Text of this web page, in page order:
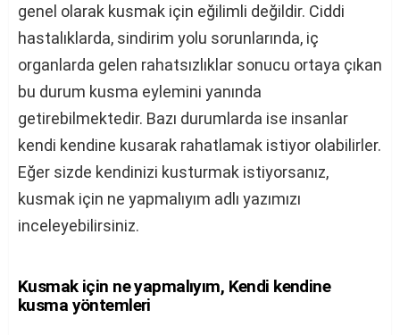
genel olarak kusmak için eğilimli değildir. Ciddi
hastalıklarda, sindirim yolu sorunlarında, iç
organlarda gelen rahatsızlıklar sonucu ortaya çıkan
bu durum kusma eylemini yanında
getirebilmektedir. Bazı durumlarda ise insanlar
kendi kendine kusarak rahatlamak istiyor olabilirler.
Eğer sizde kendinizi kusturmak istiyorsanız,
kusmak için ne yapmalıyım adlı yazımızı
inceleyebilirsiniz.
Kusmak için ne yapmalıyım, Kendi kendine
kusma yöntemleri